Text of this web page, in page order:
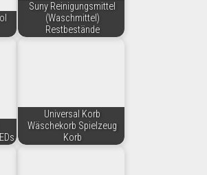
Suny Reinigungsmittel
(Waschmittel)
Restbestände
Universal Korb
Wäschekorb Spielzeug
Korb